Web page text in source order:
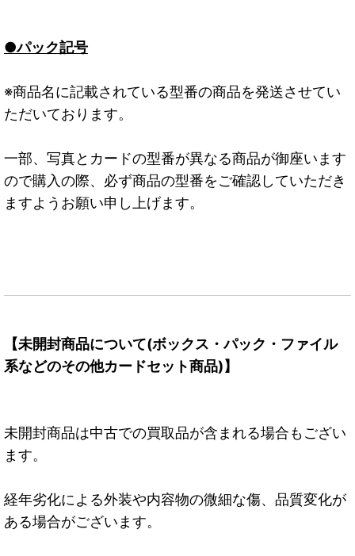
●パック記号
※商品名に記載されている型番の商品を発送させてい
ただいております。
一部、写真とカードの型番が異なる商品が御座います
ので購入の際、必ず商品の型番をご確認していただき
ますようお願い申し上げます。
【未開封商品について(ボックス・パック・ファイル
系などのその他カードセット商品)】
未開封商品は中古での買取品が含まれる場合もござい
ます。
経年劣化による外装や内容物の微細な傷、品質変化が
ある場合がございます。